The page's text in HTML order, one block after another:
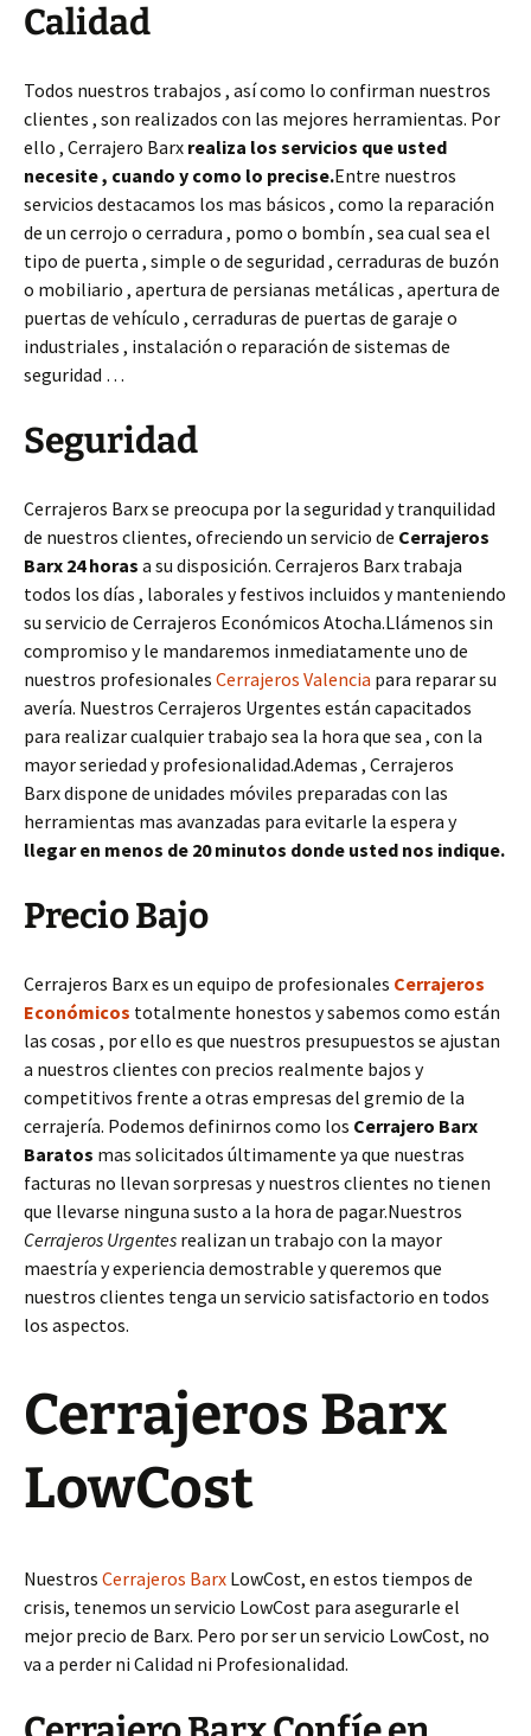
Calidad
Todos nuestros trabajos , así como lo confirman nuestros
clientes , son realizados con las mejores herramientas. Por
ello , Cerrajero Barx realiza los servicios que usted
necesite , cuando y como lo precise.Entre nuestros
servicios destacamos los mas básicos , como la reparación
de un cerrojo o cerradura , pomo o bombín , sea cual sea el
tipo de puerta , simple o de seguridad , cerraduras de buzón
o mobiliario , apertura de persianas metálicas , apertura de
puertas de vehículo , cerraduras de puertas de garaje o
industriales , instalación o reparación de sistemas de
seguridad …
Seguridad
Cerrajeros Barx se preocupa por la seguridad y tranquilidad
de nuestros clientes, ofreciendo un servicio de Cerrajeros
Barx 24 horas a su disposición. Cerrajeros Barx trabaja
todos los días , laborales y festivos incluidos y manteniendo
su servicio de Cerrajeros Económicos Atocha.Llámenos sin
compromiso y le mandaremos inmediatamente uno de
nuestros profesionales Cerrajeros Valencia para reparar su
avería. Nuestros Cerrajeros Urgentes están capacitados
para realizar cualquier trabajo sea la hora que sea , con la
mayor seriedad y profesionalidad.Ademas , Cerrajeros
Barx dispone de unidades móviles preparadas con las
herramientas mas avanzadas para evitarle la espera y
llegar en menos de 20 minutos donde usted nos indique.
Precio Bajo
Cerrajeros Barx es un equipo de profesionales Cerrajeros
Económicos totalmente honestos y sabemos como están
las cosas , por ello es que nuestros presupuestos se ajustan
a nuestros clientes con precios realmente bajos y
competitivos frente a otras empresas del gremio de la
cerrajería. Podemos definirnos como los Cerrajero Barx
Baratos mas solicitados últimamente ya que nuestras
facturas no llevan sorpresas y nuestros clientes no tienen
que llevarse ninguna susto a la hora de pagar.Nuestros
Cerrajeros Urgentes realizan un trabajo con la mayor
maestría y experiencia demostrable y queremos que
nuestros clientes tenga un servicio satisfactorio en todos
los aspectos.
Cerrajeros Barx
LowCost
Nuestros Cerrajeros Barx LowCost, en estos tiempos de
crisis, tenemos un servicio LowCost para asegurarle el
mejor precio de Barx. Pero por ser un servicio LowCost, no
va a perder ni Calidad ni Profesionalidad.